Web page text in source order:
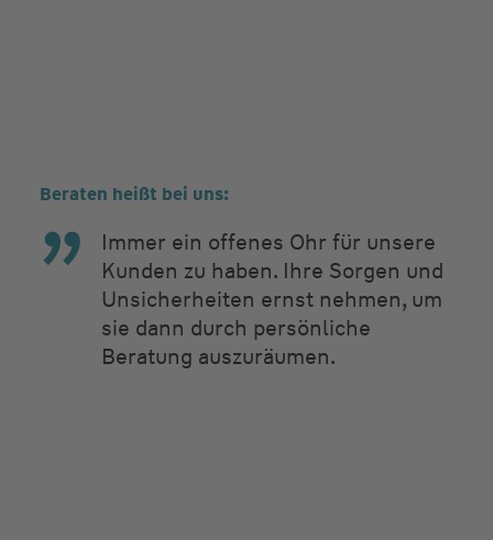
Beraten heißt bei uns:
Immer ein offenes Ohr für unsere
Kunden zu haben. Ihre Sorgen und
Unsicherheiten ernst nehmen, um
sie dann durch persönliche
Beratung auszuräumen.